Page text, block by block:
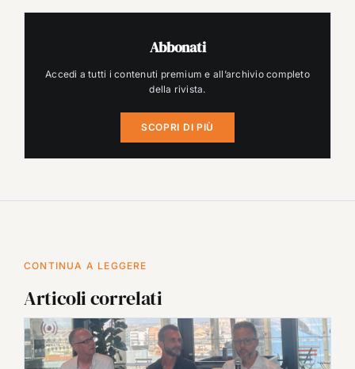
Abbonati
Accedi a tutti i contenuti premium e all’archivio completo
della rivista.
SCOPRI DI PIÙ
CONTINUA A LEGGERE
Articoli correlati